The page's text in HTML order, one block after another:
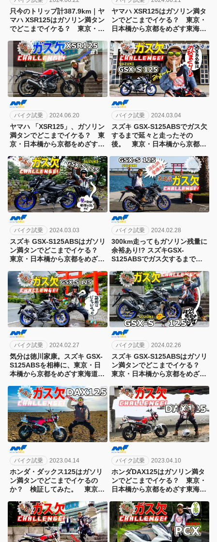
只今のトリップ計387.9km｜ヤ
マハ XSR125はガソリン満タン
でどこまでイケる？ 東京・日
ス欠チャレンジ第7弾！[3日目]
ヤマハ XSR125はガソリン満タ
ンでどこまでイケる？ 東京・
日本橋から京都をめざす東海道
目]
バイク試乗 2024.06.20
ヤマハ 「XSR125」、ガソリン
満タンでどこまでイケる？ 東
京・日本橋から京都をめざす東
[1日目]
バイク試乗 2024.03.04
スズキ GSX-S125ABSでガス欠
するまで延々と走ったその
後。 東京・日本橋から京都を
第6弾！[5日目]
バイク試乗 2024.03.03
スズキ GSX-S125ABSはガソリ
ン満タンでどこまでイケる？
東京・日本橋から京都をめざす
弾！[４日目]
バイク試乗 2024.02.28
300km走ってもガソリン残量に
余裕あり!? スズキGSX-
S125ABSでガス欠するまで走
レンジ [Part03]
バイク試乗 2024.02.27
気分は徳川家康。スズキ GSX-
S125ABSを相棒に、東京・日
本橋から京都をめざす東海道ガ
バイク試乗 2024.02.26
スズキ GSX-S125ABSはガソリ
ン満タンでどこまでイケる？
東京・日本橋から京都をめざ
6弾[1日目]
バイク試乗 2023.04.14
ホンダ・ダックス125はガソリ
ン満タンでどこまでイケるの
か？ 検証してみた。 東京・
ガス欠チャレンジ第5弾！[3日
目]
バイク試乗 2023.04.10
ホンダDAX125はガソリン満タ
ンでどこまでイケる？ 東京・
日本橋から京都をめざす東海道
目]